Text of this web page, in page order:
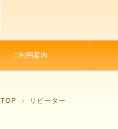
ご利用案内
TOP リピーター